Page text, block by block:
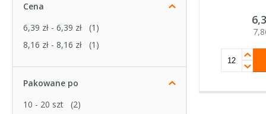
Cena
6,39 zł - 6,39 zł
(1)
8,16 zł - 8,16 zł (1)
Pakowane po
10 - 20 szt
(2)